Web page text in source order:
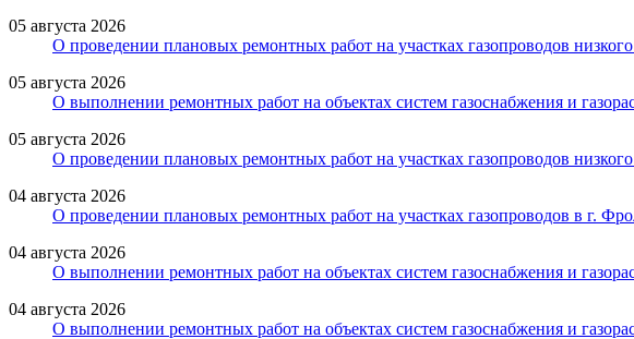
05 августа 2026
О проведении плановых ремонтных работ на участках газопроводов
05 августа 2026
О выполнении ремонтных работ на объектах систем газоснабжения и
05 августа 2026
О проведении плановых ремонтных работ на участках газопроводов
04 августа 2026
О проведении плановых ремонтных работ на участках газопроводов в г.
04 августа 2026
О выполнении ремонтных работ на объектах систем газоснабжения и
04 августа 2026
О выполнении ремонтных работ на объектах систем газоснабжения и